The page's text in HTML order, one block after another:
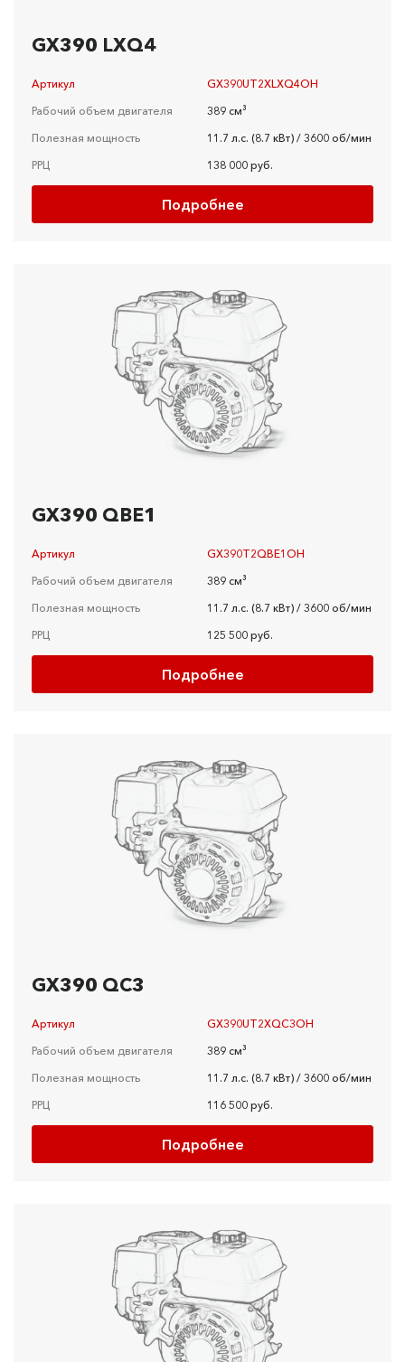
GX390 LXQ4
Артикул
GX390UT2XLXQ4OH
Рабочий объем двигателя
389 см³
Полезная мощность
11.7 л.с. (8.7 кВт) / 3600 об/мин
РРЦ
138 000 руб.
Подробнее
GX390 QBE1
Артикул
GX390T2QBE1OH
Рабочий объем двигателя
389 см³
Полезная мощность
11.7 л.с. (8.7 кВт) / 3600 об/мин
РРЦ
125 500 руб.
Подробнее
GX390 QC3
Артикул
GX390UT2XQC3OH
Рабочий объем двигателя
389 см³
Полезная мощность
11.7 л.с. (8.7 кВт) / 3600 об/мин
РРЦ
116 500 руб.
Подробнее